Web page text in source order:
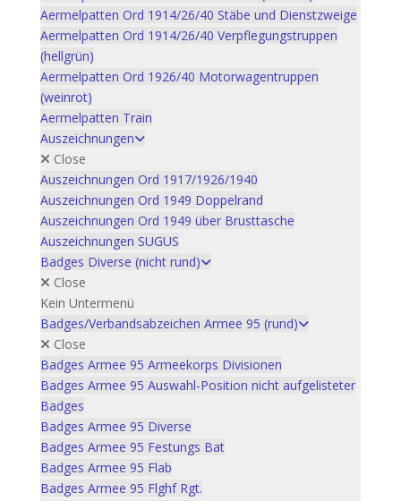
Aermelpatten Ord 1914/26/40 Stäbe und Dienstzweige
Aermelpatten Ord 1914/26/40 Verpflegungstruppen
(hellgrün)
Aermelpatten Ord 1926/40 Motorwagentruppen
(weinrot)
Aermelpatten Train
Auszeichnungen
Close
Auszeichnungen Ord 1917/1926/1940
Auszeichnungen Ord 1949 Doppelrand
Auszeichnungen Ord 1949 über Brusttasche
Auszeichnungen SUGUS
Badges Diverse (nicht rund)
Close
Kein Untermenü
Badges/Verbandsabzeichen Armee 95 (rund)
Close
Badges Armee 95 Armeekorps Divisionen
Badges Armee 95 Auswahl-Position nicht aufgelisteter
Badges
Badges Armee 95 Diverse
Badges Armee 95 Festungs Bat
Badges Armee 95 Flab
Badges Armee 95 Flghf Rgt.